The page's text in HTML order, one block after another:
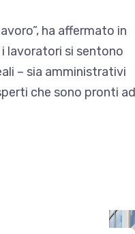
ha affermato in
lavoratori si sentono
– sia amministrativi
che sono pronti ad